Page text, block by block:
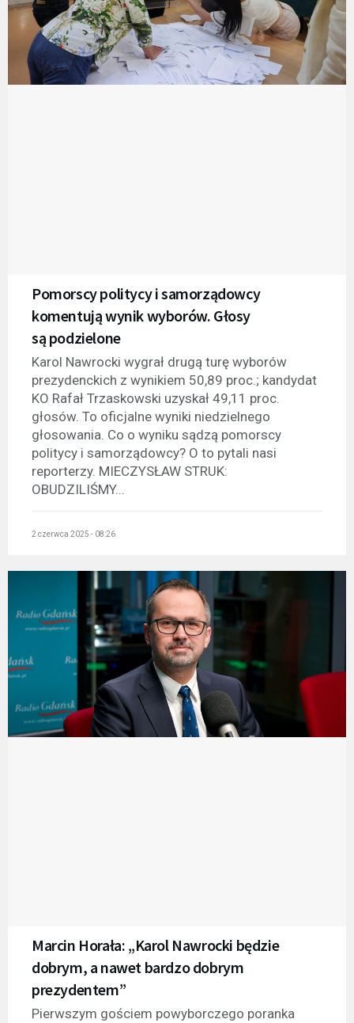
Pomorscy politycy i samorządowcy
komentują wynik wyborów. Głosy
są podzielone
Karol Nawrocki wygrał drugą turę wyborów
prezydenckich z wynikiem 50,89 proc.; kandydat
KO Rafał Trzaskowski uzyskał 49,11 proc.
głosów. To oficjalne wyniki niedzielnego
głosowania. Co o wyniku sądzą pomorscy
politycy i samorządowcy? O to pytali nasi
reporterzy. MIECZYSŁAW STRUK:
OBUDZILIŚMY...
2 czerwca 2025 - 08:26
Marcin Horała: „Karol Nawrocki będzie
dobrym, a nawet bardzo dobrym
prezydentem”
Pierwszym gościem powyborczego poranka